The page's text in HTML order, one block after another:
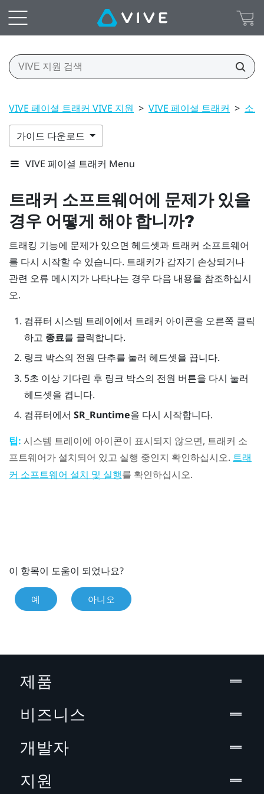
VIVE 페이셜 트래커 VIVE 지원 > VIVE 페이셜 트래커 > 소
가이드 다운로드
VIVE 페이셜 트래커 Menu
트래커 소프트웨어에 문제가 있을
경우 어떻게 해야 합니까?
트래킹 기능에 문제가 있으면 헤드셋과 트래커 소프트웨어
를 다시 시작할 수 있습니다. 트래커가 갑자기 손상되거나
관련 오류 메시지가 나타나는 경우 다음 내용을 참조하십시
오.
컴퓨터 시스템 트레이에서 트래커 아이콘을 오른쪽 클릭
하고 종료를 클릭합니다.
링크 박스의 전원 단추를 눌러 헤드셋을 끕니다.
5초 이상 기다린 후 링크 박스의 전원 버튼을 다시 눌러
헤드셋을 켭니다.
컴퓨터에서 SR_Runtime을 다시 시작합니다.
팁: 시스템 트레이에 아이콘이 표시되지 않으면, 트래커 소
프트웨어가 설치되어 있고 실행 중인지 확인하십시오. 트래
커 소프트웨어 설치 및 실행를 확인하십시오.
이 항목이 도움이 되었나요?
예 아니오
제품
비즈니스
개발자
지원